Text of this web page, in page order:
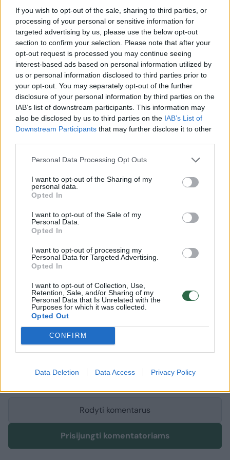
If you wish to opt-out of the sale, sharing to third parties, or
processing of your personal or sensitive information for
targeted advertising by us, please use the below opt-out
section to confirm your selection. Please note that after your
opt-out request is processed you may continue seeing
interest-based ads based on personal information utilized by
us or personal information disclosed to third parties prior to
your opt-out. You may separately opt-out of the further
disclosure of your personal information by third parties on the
IAB’s list of downstream participants. This information may
also be disclosed by us to third parties on the IAB’s List of
Downstream Participants that may further disclose it to other
Personal Data Processing Opt Outs
I want to opt-out of the Sharing of my
personal data.
Opted In
I want to opt-out of the Sale of my
Personal Data.
Opted In
I want to opt-out of processing my
Personal Data for Targeted Advertising.
Opted In
I want to opt-out of Collection, Use,
Retention, Sale, and/or Sharing of my
Personal Data that Is Unrelated with the
Purposes for which it was collected.
Opted Out
CONFIRM
Data Deletion Data Access Privacy Policy
Daugiau nuotraukų (14)
Incidentas Vilniaus oro uoste sujaukė planus: V.
Jakučinskaitei nukeltas itin svarbus skrydis.
Stop kadras.
Viktorija Jakučinskaitė skrydis
Vilniaus oro uostas
Rodyti daugiau žymių
Komentuoti po šiuo straipsniu
Komentuoti gali tik Lrytas registruoti vartotojai.
bendruomenės ir bendraukite komentaruose!
Rodyti komentarus
Prisijungti komentatoriams